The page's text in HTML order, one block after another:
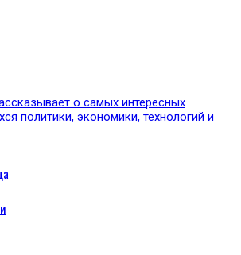
о самых
новостях,